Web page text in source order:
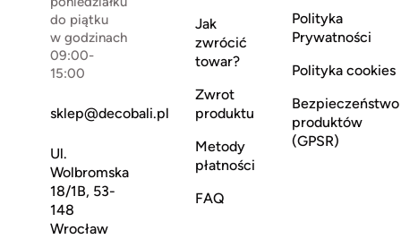
do piątku
w godzinach
09:00-
15:00
sklep@decobali.pl
Ul.
Wolbromska
18/1B, 53-
148
Wrocław
Jak
zwrócić
towar?
Zwrot
produktu
Metody
płatności
FAQ
Polityka
Prywatności
Polityka cookies
Bezpieczeństwo
produktów
(GPSR)